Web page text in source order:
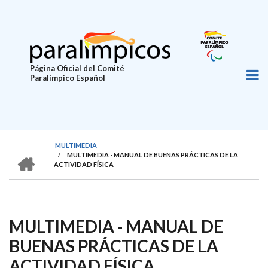
principal
Página Oficial del Comité
Paralímpico Español
SOBRESCRIBIR
ENLACES
AYUDA
A
LA
MULTIMEDIA
/
MULTIMEDIA - MANUAL DE BUENAS PRÁCTICAS DE LA
ACTIVIDAD FÍSICA
MULTIMEDIA - MANUAL DE
BUENAS PRÁCTICAS DE LA